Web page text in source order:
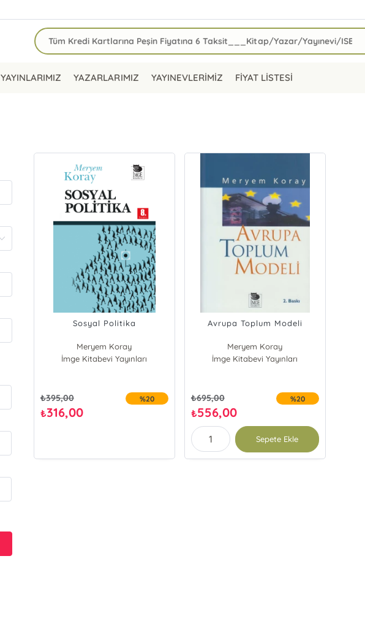
YAYINLARIMIZ YAZARLARIMIZ YAYINEVLERİMİZ FİYAT LİSTESİ
Sosyal Politika
Meryem Koray
İmge Kitabevi Yayınları
₺395,00
₺316,00
%20
Avrupa Toplum Modeli
Meryem Koray
İmge Kitabevi Yayınları
₺695,00
₺556,00
%20
Sepete Ekle